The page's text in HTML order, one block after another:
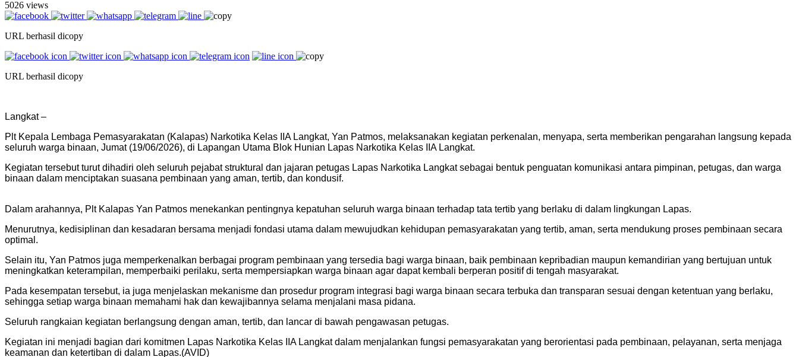
5026 views
URL berhasil dicopy
URL berhasil dicopy
Langkat –
Plt Kepala Lembaga Pemasyarakatan (Kalapas) Narkotika Kelas IIA Langkat, Yan Patmos, melaksanakan kegiatan perkenalan, menyapa, serta memberikan pengarahan langsung kepada
seluruh warga binaan, Jumat (19/06/2026), di Lapangan Utama Blok Hunian Lapas Narkotika Kelas IIA Langkat.
Kegiatan tersebut turut dihadiri oleh seluruh pejabat struktural dan jajaran petugas Lapas Narkotika Langkat sebagai bentuk penguatan komunikasi antara pimpinan, petugas, dan warga
binaan dalam menciptakan suasana pembinaan yang aman, tertib, dan kondusif.
Dalam arahannya, Plt Kalapas Yan Patmos menekankan pentingnya kepatuhan seluruh warga binaan terhadap tata tertib yang berlaku di dalam lingkungan Lapas.
Menurutnya, kedisiplinan dan kesadaran bersama menjadi fondasi utama dalam mewujudkan kehidupan pemasyarakatan yang tertib, aman, serta mendukung proses pembinaan secara
optimal.
Selain itu, Yan Patmos juga memperkenalkan berbagai program pembinaan yang tersedia bagi warga binaan, baik pembinaan kepribadian maupun kemandirian yang bertujuan untuk
meningkatkan keterampilan, memperbaiki perilaku, serta mempersiapkan warga binaan agar dapat kembali berperan positif di tengah masyarakat.
Pada kesempatan tersebut, ia juga menjelaskan mekanisme dan prosedur program integrasi bagi warga binaan secara terbuka dan transparan sesuai dengan ketentuan yang berlaku,
sehingga setiap warga binaan memahami hak dan kewajibannya selama menjalani masa pidana.
Seluruh rangkaian kegiatan berlangsung dengan aman, tertib, dan lancar di bawah pengawasan petugas.
Kegiatan ini menjadi bagian dari komitmen Lapas Narkotika Kelas IIA Langkat dalam menjalankan fungsi pemasyarakatan yang berorientasi pada pembinaan, pelayanan, serta menjaga
keamanan dan ketertiban di dalam Lapas.(AVID)